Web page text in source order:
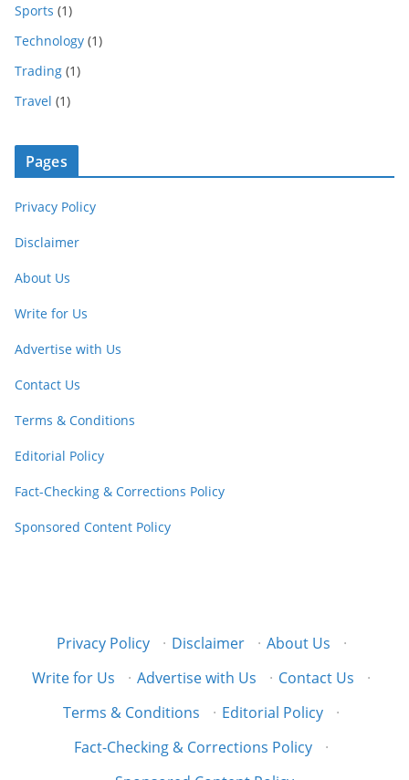
Sports (1)
Technology (1)
Trading (1)
Travel (1)
Pages
Privacy Policy
Disclaimer
About Us
Write for Us
Advertise with Us
Contact Us
Terms & Conditions
Editorial Policy
Fact-Checking & Corrections Policy
Sponsored Content Policy
Privacy Policy · Disclaimer · About Us
·
Write for Us
· Advertise with Us · Contact Us
·
Terms & Conditions
· Editorial Policy
·
Fact-Checking & Corrections Policy
·